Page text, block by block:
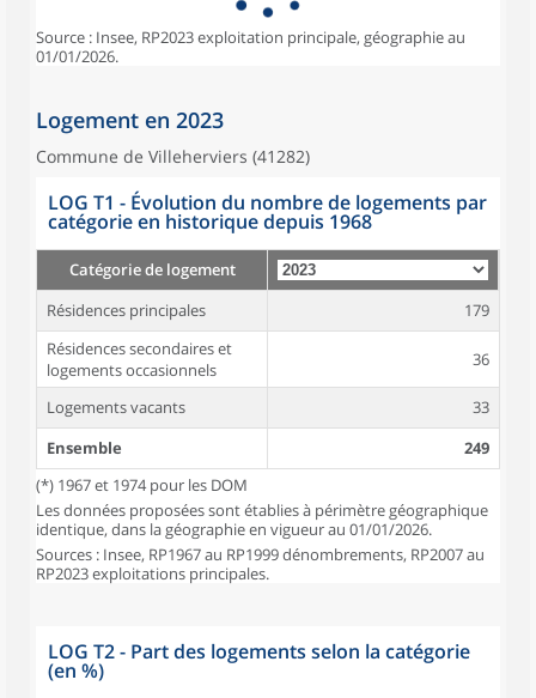
Source : Insee, RP2023 exploitation principale, géographie au
01/01/2026.
Logement en 2023
Commune de Villeherviers (41282)
LOG T1 - Évolution du nombre de logements par
catégorie en historique depuis 1968
Catégorie de logement
Résidences principales
179
Résidences secondaires et
logements occasionnels
36
Logements vacants
33
Ensemble
249
(*) 1967 et 1974 pour les DOM
Les données proposées sont établies à périmètre géographique
identique, dans la géographie en vigueur au 01/01/2026.
Sources : Insee, RP1967 au RP1999 dénombrements, RP2007 au
RP2023 exploitations principales.
LOG T2 - Part des logements selon la catégorie
(en %)